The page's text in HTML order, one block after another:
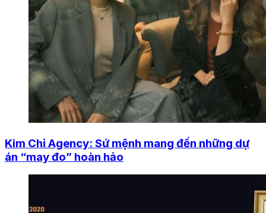
Kim Chỉ Agency: Sứ mệnh mang đến những dự
án “may đo” hoàn hảo